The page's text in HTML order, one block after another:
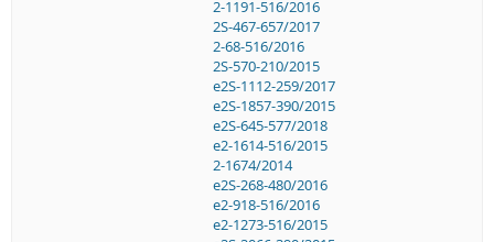
2-1191-516/2016
2S-467-657/2017
2-68-516/2016
2S-570-210/2015
e2S-1112-259/2017
e2S-1857-390/2015
e2S-645-577/2018
e2-1614-516/2015
2-1674/2014
e2S-268-480/2016
e2-918-516/2016
e2-1273-516/2015